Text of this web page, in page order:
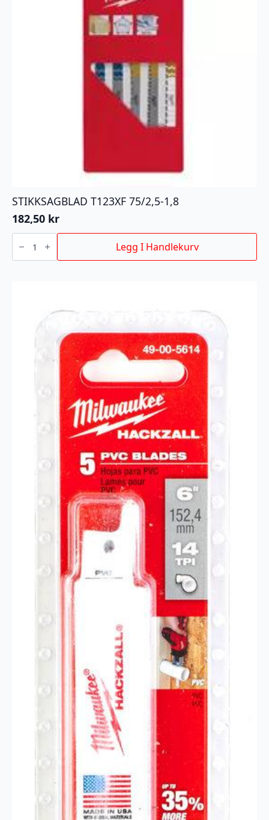
STIKKSAGBLAD T123XF 75/2,5-1,8
182,50 kr
STIKKSAGBLAD
T123XF
75/2,5-
1,8
Legg I Handlekurv